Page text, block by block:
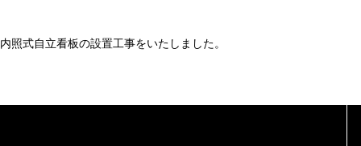
内照式自立看板の設置工事をいたしました。